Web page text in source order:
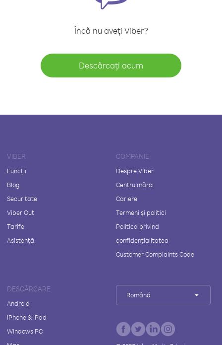
Încă nu aveți Viber?
Descărcați acum
VIBER
Funcții
Blog
Securitate
Viber Out
Tarife
Asistență
COMPANIE
Despre Viber
Centru mărci
Cariere
Termeni și politici
Politica privind
confidențialitatea
Customer Complaints Code
DESCĂRCARE
Android
iPhone & iPad
Windows PC
Română